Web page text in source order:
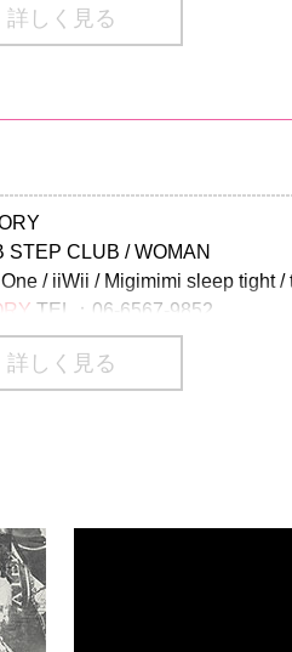
入場はお断りさせていただきま
3499-6669
詳しく見る
CLUB / WOMAN
/ iiWii / Migimimi sleep tight /
TEL：06-6567-9852
STEP CLUB / the engy / 揺らぎ
：052-753-5902
詳しく見る